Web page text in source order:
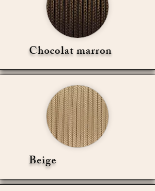
Chocolat marron
Beige